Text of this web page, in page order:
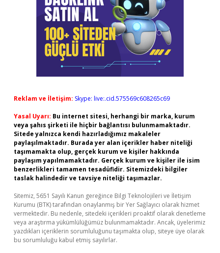
Reklam ve İletişim: Skype: live:.cid.575569c608265c69
Yasal Uyarı: Bu internet sitesi, herhangi bir marka, kurum
veya şahıs şirketi ile hiçbir bağlantısı bulunmamaktadır.
Sitede yalnızca kendi hazırladığımız makaleler
paylaşılmaktadır. Burada yer alan içerikler haber niteliği
taşımamakta olup, gerçek kurum ve kişiler hakkında
paylaşım yapılmamaktadır. Gerçek kurum ve kişiler ile isim
benzerlikleri tamamen tesadüfidir. Sitemizdeki bilgiler
taslak halindedir ve tavsiye niteliği taşımazlar.
Sitemiz, 5651 Sayılı Kanun gereğince Bilgi Teknolojileri ve İletişim
Kurumu (BTK) tarafından onaylanmış bir Yer Sağlayıcı olarak hizmet
vermektedir. Bu nedenle, sitedeki içerikleri proaktif olarak denetleme
veya araştırma yükümlülüğümüz bulunmamaktadır. Ancak, üyelerimiz
yazdıkları içeriklerin sorumluluğunu taşımakta olup, siteye üye olarak
bu sorumluluğu kabul etmiş sayılırlar.